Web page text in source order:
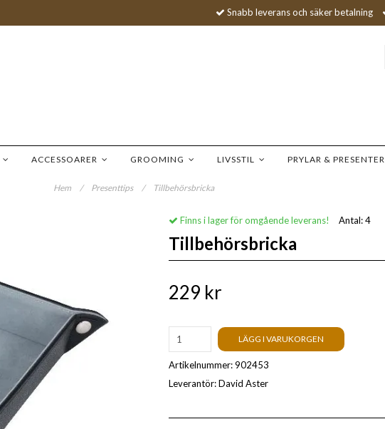
Snabb leverans och säker betalning
ACCESSOARER GROOMING LIVSSTIL PRYLAR & PRESENTER
Hem / Presenttips / Tillbehörsbricka
Finns i lager för omgående leverans! Antal:4
Tillbehörsbricka
229 kr
LÄGG I VARUKORGEN
Artikelnummer:902453
Leverantör:David Aster